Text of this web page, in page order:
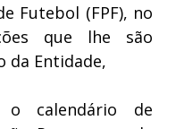
Futebol (FPF), no
que lhe são
da Entidade,
o calendário de